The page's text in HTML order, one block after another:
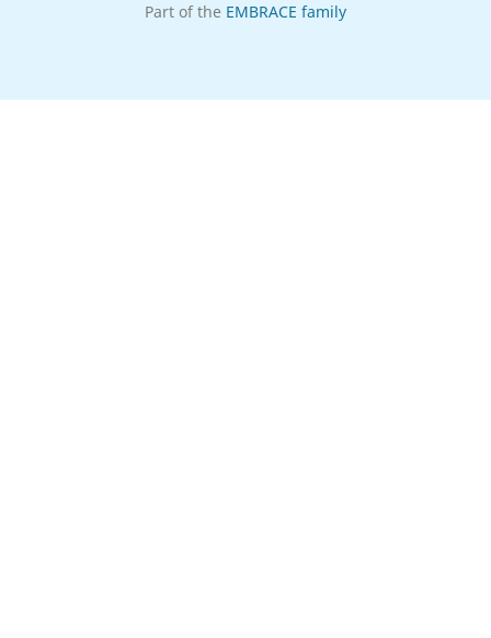
Part of the EMBRACE family